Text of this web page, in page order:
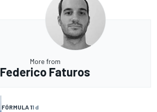
More from
Federico Faturos
FÓRMULA 11 d